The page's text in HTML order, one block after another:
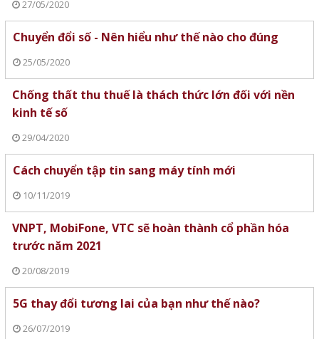
27/05/2020
Chuyển đổi số - Nên hiểu như thế nào cho đúng
25/05/2020
Chống thất thu thuế là thách thức lớn đối với nền
kinh tế số
29/04/2020
Cách chuyển tập tin sang máy tính mới
10/11/2019
VNPT, MobiFone, VTC sẽ hoàn thành cổ phần hóa
trước năm 2021
20/08/2019
5G thay đổi tương lai của bạn như thế nào?
26/07/2019